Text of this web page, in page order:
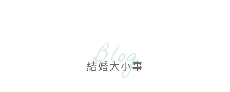
Blog
結婚大小事